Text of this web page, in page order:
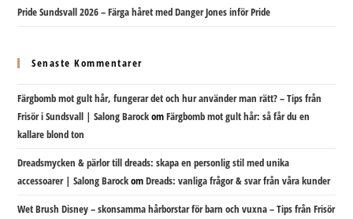
Pride Sundsvall 2026 – Färga håret med Danger Jones inför Pride
Senaste Kommentarer
Färgbomb mot gult hår, fungerar det och hur använder man rätt? – Tips från
Frisör i Sundsvall | Salong BarockomFärgbomb mot gult hår: så får du en
kallare blond ton
Dreadsmycken & pärlor till dreads: skapa en personlig stil med unika
accessoarer | Salong BarockomDreads: vanliga frågor & svar från våra kunder
Wet Brush Disney – skonsamma hårborstar för barn och vuxna – Tips från Frisör